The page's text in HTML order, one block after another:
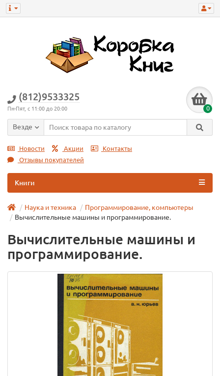
(812)9533325
Пн-Пят, с 11:00 до 20:00 0
Везде
Новости Акции
Контакты
Отзывы покупателей
Книги
Наука и техника
Программирование, компьютеры
Вычислительные машины и программирование.
Вычислительные машины и
программирование.